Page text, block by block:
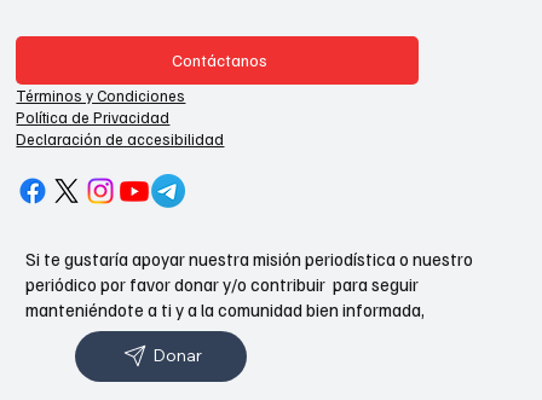
Contáctanos
Términos y Condiciones
Política de Privacidad
Declaración de accesibilidad
Si te gustaría apoyar nuestra misión periodística o nuestro
periódico por favor donar y/o contribuir para seguir
manteniéndote a ti y a la comunidad bien informada,
Donar